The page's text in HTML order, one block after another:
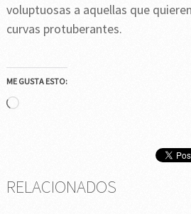
voluptuosas a aquellas que
curvas protuberantes.
ME GUSTA ESTO:
Cargando...
RELACIONADOS